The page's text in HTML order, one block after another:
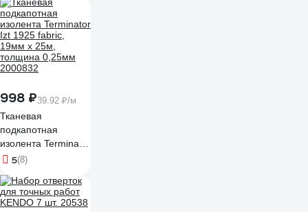
998 ₽39.92 ₽/м
Тканевая
подкапотная
изолента Terminator
Izt 1925 fabric,
толщина 0,25мм
2000832
5(8)